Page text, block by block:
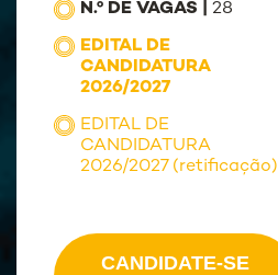
N.º DE VAGAS |28
EDITAL DE
CANDIDATURA
2026/2027
EDITAL DE
CANDIDATURA
2026/2027 (retificação)
CANDIDATE-SE